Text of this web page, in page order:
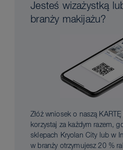
Jesteś wizażystką
branży makijażu?
Złóż wniosek o naszą
korzystaj za każdym razem,
sklepach Kryolan City lub w
w branży otrzymujesz 20 %